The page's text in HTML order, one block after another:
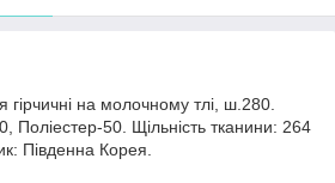
гірчичні на молочному тлі, ш.280.
Поліестер-50. Щільність тканини: 264
Південна Корея.